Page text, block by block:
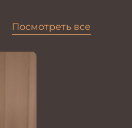
Посмотреть все